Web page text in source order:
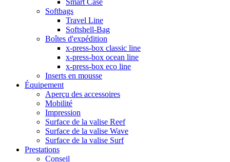
Softbags
Travel Line
Softshell-Bag
Boîtes d'expédition
x-press-box classic line
x-press-box ocean line
x-press-box eco line
Inserts en mousse
Équipement
Aperçu des accessoires
Mobilité
Impression
Surface de la valise Reef
Surface de la valise Wave
Surface de la valise Surf
Prestations
Conseil